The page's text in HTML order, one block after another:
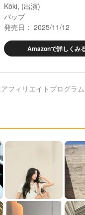
Kōki, (出演)
バップ
発売日： 2025/11/12
Amazonで詳しくみ
フィリエイトプログラ